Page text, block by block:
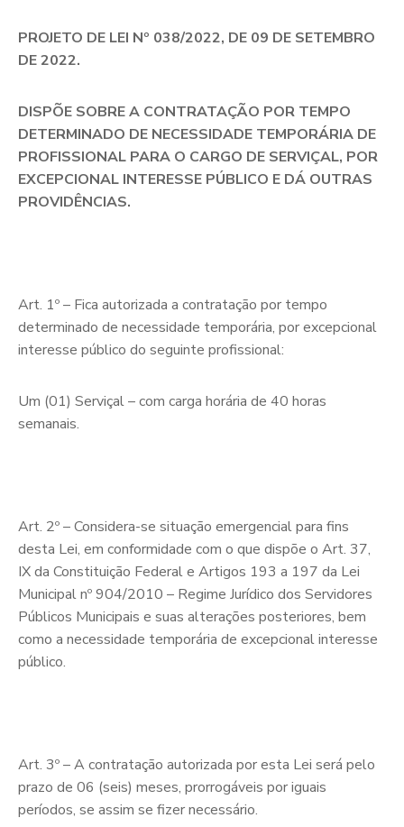
PROJETO DE LEI Nº 038/2022, DE 09 DE SETEMBRO
DE 2022.
DISPÕE SOBRE A CONTRATAÇÃO POR TEMPO
DETERMINADO DE NECESSIDADE TEMPORÁRIA DE
PROFISSIONAL PARA O CARGO DE SERVIÇAL, POR
EXCEPCIONAL INTERESSE PÚBLICO E DÁ OUTRAS
PROVIDÊNCIAS.
Art. 1º – Fica autorizada a contratação por tempo
determinado de necessidade temporária, por excepcional
interesse público do seguinte profissional:
Um (01) Serviçal – com carga horária de 40 horas
semanais.
Art. 2º – Considera-se situação emergencial para fins
desta Lei, em conformidade com o que dispõe o Art. 37,
IX da Constituição Federal e Artigos 193 a 197 da Lei
Municipal nº 904/2010 – Regime Jurídico dos Servidores
Públicos Municipais e suas alterações posteriores, bem
como a necessidade temporária de excepcional interesse
público.
Art. 3º – A contratação autorizada por esta Lei será pelo
prazo de 06 (seis) meses, prorrogáveis por iguais
períodos, se assim se fizer necessário.